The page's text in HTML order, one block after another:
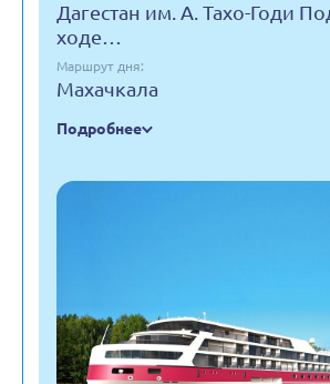
Дагестан им. А. Тахо-Годи
ходе…
Маршрут дня:
Махачкала
Подробнее